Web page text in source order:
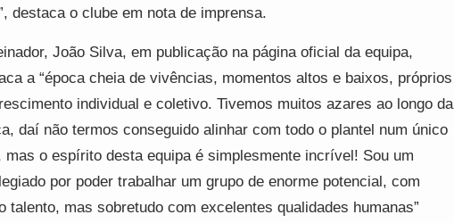
destaca o clube em nota de imprensa.
João Silva, em publicação na página oficial da equipa,
a “época cheia de vivências, momentos altos e baixos, próprios
individual e coletivo. Tivemos muitos azares ao longo da
daí não termos conseguido alinhar com todo o plantel num único
mas o espírito desta equipa é simplesmente incrível! Sou um
por poder trabalhar um grupo de enorme potencial, com
talento, mas sobretudo com excelentes qualidades humanas”